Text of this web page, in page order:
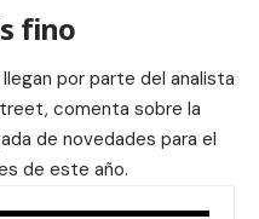
fino
por parte del analista
comenta sobre la
de novedades para el
de este año.